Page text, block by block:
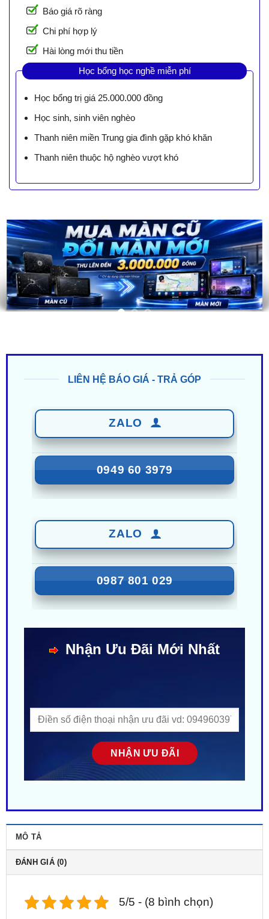
Báo giá rõ ràng
Chi phí hợp lý
Hài lòng mới thu tiền
Học bổng học nghề miễn phí
Học bổng trị giá 25.000.000 đồng
Học sinh, sinh viên nghèo
Thanh niên miền Trung gia đình gặp khó khăn
Thanh niên thuộc hộ nghèo vượt khó
0949 60 3979
0987 801 029
ĐÁNH GIÁ (0)
【 Địa Chỉ 】➤Gắn Cruise Control Cho Ô Tô